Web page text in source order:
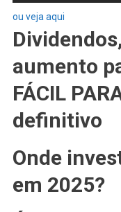
ou veja aqui
aumento
FÁCIL
definitivo
Onde
em 2025?